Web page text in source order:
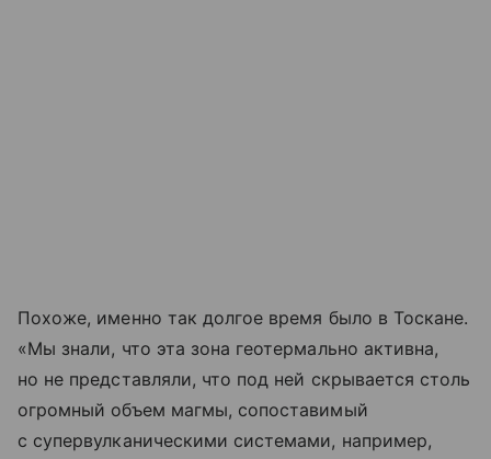
Похоже, именно так долгое время было в Тоскане.
«Мы знали, что эта зона геотермально активна,
но не представляли, что под ней скрывается столь
огромный объем магмы, сопоставимый
с супервулканическими системами, например,